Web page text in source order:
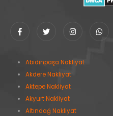
Abidinpaşa Nakliyat
Akdere Nakliyat
Aktepe Nakliyat
Akyurt Nakliyat
Altındağ Nakliyat